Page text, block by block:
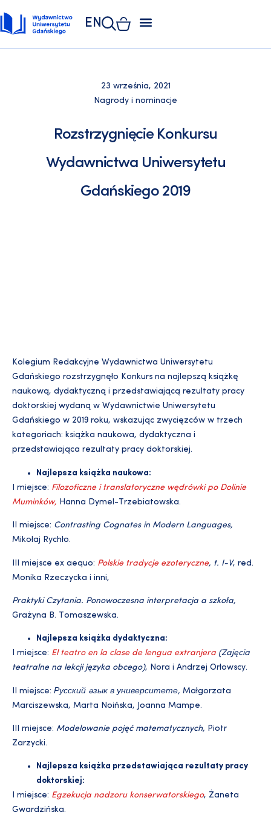
EN
23 września, 2021
Nagrody i nominacje
Rozstrzygnięcie Konkursu
Wydawnictwa Uniwersytetu
Gdańskiego 2019
Kolegium Redakcyjne Wydawnictwa Uniwersytetu
Gdańskiego rozstrzygnęło Konkurs na najlepszą książkę
naukową, dydaktyczną i przedstawiającą rezultaty pracy
doktorskiej wydaną w Wydawnictwie Uniwersytetu
Gdańskiego w 2019 roku, wskazując zwycięzców w trzech
kategoriach: książka naukowa, dydaktyczna i
przedstawiająca rezultaty pracy doktorskiej.
Najlepsza książka naukowa:
I miejsce: Filozoficzne i translatoryczne wędrówki po Dolinie
Muminków, Hanna Dymel-Trzebiatowska.
II miejsce: Contrasting Cognates in Modern Languages,
Mikołaj Rychło.
III miejsce ex aequo: Polskie tradycje ezoteryczne, t. I-V, red.
Monika Rzeczycka i inni,
Praktyki Czytania. Ponowoczesna interpretacja a szkoła,
Grażyna B. Tomaszewska.
Najlepsza książka dydaktyczna:
I miejsce: El teatro en la clase de lengua extranjera (Zajęcia
teatralne na lekcji języka obcego), Nora i Andrzej Orłowscy.
II miejsce: Русский язык в университете, Małgorzata
Marciszewska, Marta Noińska, Joanna Mampe.
III miejsce: Modelowanie pojęć matematycznych, Piotr
Zarzycki.
Najlepsza książka przedstawiająca rezultaty pracy
doktorskiej:
I miejsce: Egzekucja nadzoru konserwatorskiego, Żaneta
Gwardzińska.